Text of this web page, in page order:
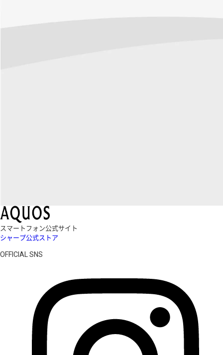
スマートフォン公式サイト
シャープ公式ストア
OFFICIAL SNS